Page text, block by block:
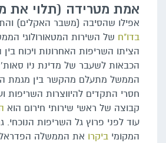
אמת מטרידה (תלוי את
אפילו שהסיבה (משבר האקלים)
בדו"ח של השירות המטאורולוגי
הציתו השריפות האחרונות ויכוח
הכבאות לשעבר של מדינת ניו סאות'
הממשל מתעלם מהקשר בין מגמת
חסרי התקדים להיווצרות השריפות
קבוצה של ראשי שירותי חירום הוא
עוד לפני פרוץ גל השריפות הנוכחי.
המקומי ביקרו את הממשלה